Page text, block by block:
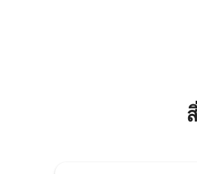
พาร์ทเมนท์พร้อมสวนขนาด 61
แห่งนี้มีพื้นที่ให้คุณมาถึงและหา